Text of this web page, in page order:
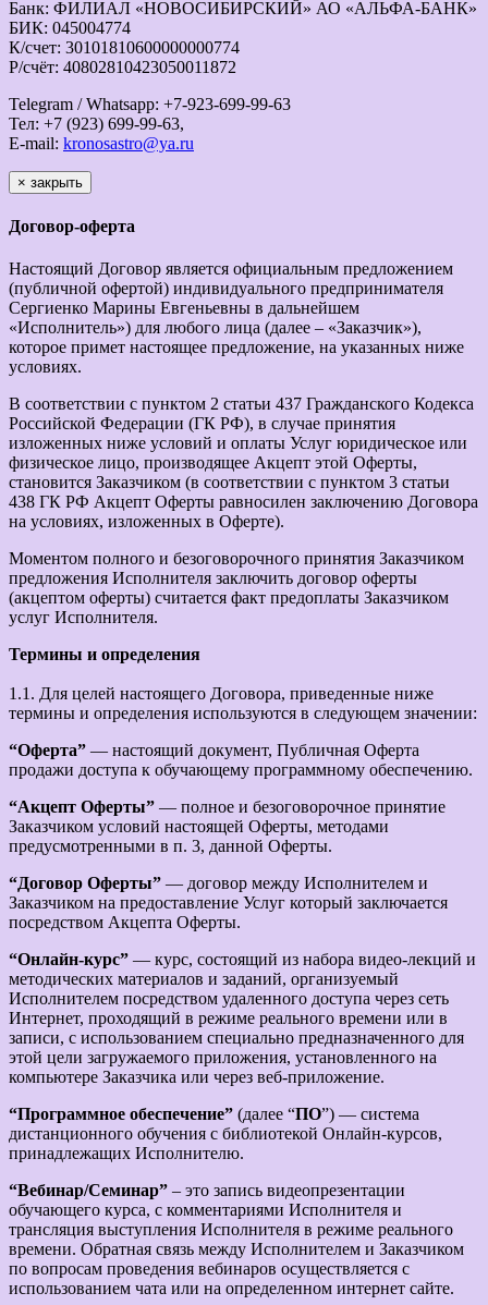
Банк: ФИЛИАЛ «НОВОСИБИРСКИЙ» АО «АЛЬФА-БАНК»
БИК: 045004774
К/счет: 30101810600000000774
Р/счёт: 40802810423050011872
Telegram / Whatsapp: +7-923-699-99-63
Тел: +7 (923) 699-99-63,
E-mail: kronosastro@ya.ru
× закрыть
Договор-оферта
Настоящий Договор является официальным предложением
(публичной офертой) индивидуального предпринимателя
Сергиенко Марины Евгеньевны в дальнейшем
«Исполнитель») для любого лица (далее – «Заказчик»),
которое примет настоящее предложение, на указанных ниже
условиях.
В соответствии с пунктом 2 статьи 437 Гражданского Кодекса
Российской Федерации (ГК РФ), в случае принятия
изложенных ниже условий и оплаты Услуг юридическое или
физическое лицо, производящее Акцепт этой Оферты,
становится Заказчиком (в соответствии с пунктом 3 статьи
438 ГК РФ Акцепт Оферты равносилен заключению Договора
на условиях, изложенных в Оферте).
Моментом полного и безоговорочного принятия Заказчиком
предложения Исполнителя заключить договор оферты
(акцептом оферты) считается факт предоплаты Заказчиком
услуг Исполнителя.
Термины и определения
1.1. Для целей настоящего Договора, приведенные ниже
термины и определения используются в следующем значении:
“Оферта” — настоящий документ, Публичная Оферта
продажи доступа к обучающему программному обеспечению.
“Акцепт Оферты” — полное и безоговорочное принятие
Заказчиком условий настоящей Оферты, методами
предусмотренными в п. 3, данной Оферты.
“Договор Оферты” — договор между Исполнителем и
Заказчиком на предоставление Услуг который заключается
посредством Акцепта Оферты.
“Онлайн-курс” — курс, состоящий из набора видео-лекций и
методических материалов и заданий, организуемый
Исполнителем посредством удаленного доступа через сеть
Интернет, проходящий в режиме реального времени или в
записи, с использованием специально предназначенного для
этой цели загружаемого приложения, установленного на
компьютере Заказчика или через веб-приложение.
“Программное обеспечение” (далее “ПО”) — система
дистанционного обучения с библиотекой Онлайн-курсов,
принадлежащих Исполнителю.
“Вебинар/Семинар” – это запись видеопрезентации
обучающего курса, с комментариями Исполнителя и
трансляция выступления Исполнителя в режиме реального
времени. Обратная связь между Исполнителем и Заказчиком
по вопросам проведения вебинаров осуществляется с
использованием чата или на определенном интернет сайте.